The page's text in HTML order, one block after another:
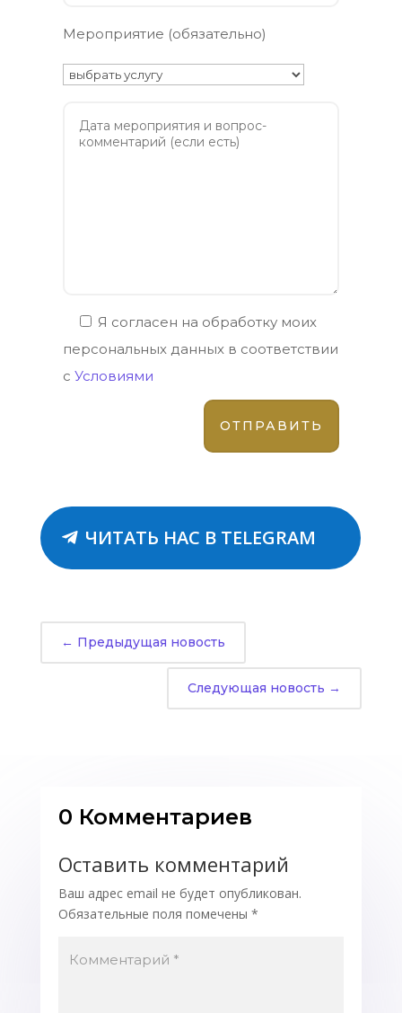
Мероприятие (обязательно)
Я согласен на обработку моих
персональных данных в соответствии
с Условиями
ЧИТАТЬ НАС В TELEGRAM
← Предыдущая новость
Следующая новость →
0 Комментариев
Оставить комментарий
Ваш адрес email не будет опубликован.
Обязательные поля помечены *